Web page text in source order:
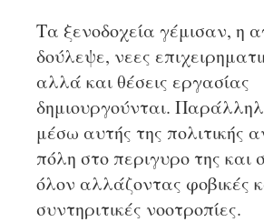
Τα ξενοδοχεία γέμισαν, η
δούλεψε, νεες
αλλά και θέσεις εργασίας
δημιουργούνται.
μέσω αυτής της πολιτικής
πόλη στο περιγυρο της και
όλον αλλάζοντας φοβικές
συντηριτικές νοοτροπίες.